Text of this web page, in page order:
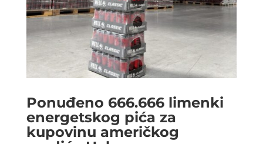
Ponuđeno 666.666 limenki
energetskog pića za
kupovinu američkog